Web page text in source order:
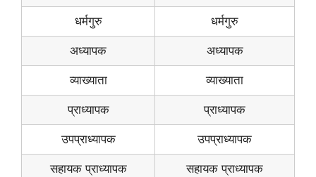
धर्मगुरु धर्मगुरु
अध्यापक अध्यापक
व्याख्याता व्याख्याता
प्राध्यापक प्राध्यापक
उपप्राध्यापक उपप्राध्यापक
सहायक प्राध्यापक सहायक प्राध्यापक